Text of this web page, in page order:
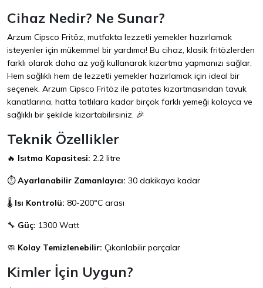
Cihaz Nedir? Ne Sunar?
Arzum Cipsco Fritöz, mutfakta lezzetli yemekler hazırlamak
isteyenler için mükemmel bir yardımcı! Bu cihaz, klasik fritözlerden
farklı olarak daha az yağ kullanarak kızartma yapmanızı sağlar.
Hem sağlıklı hem de lezzetli yemekler hazırlamak için ideal bir
seçenek. Arzum Cipsco Fritöz ile patates kızartmasından tavuk
kanatlarına, hatta tatlılara kadar birçok farklı yemeği kolayca ve
sağlıklı bir şekilde kızartabilirsiniz. 🎉
Teknik Özellikler
🔥 Isıtma Kapasitesi: 2.2 litre
⏱️Ayarlanabilir Zamanlayıcı: 30 dakikaya kadar
🌡️ Isı Kontrolü: 80-200°C arası
🔧 Güç: 1300 Watt
🧼 Kolay Temizlenebilir: Çıkarılabilir parçalar
Kimler İçin Uygun?